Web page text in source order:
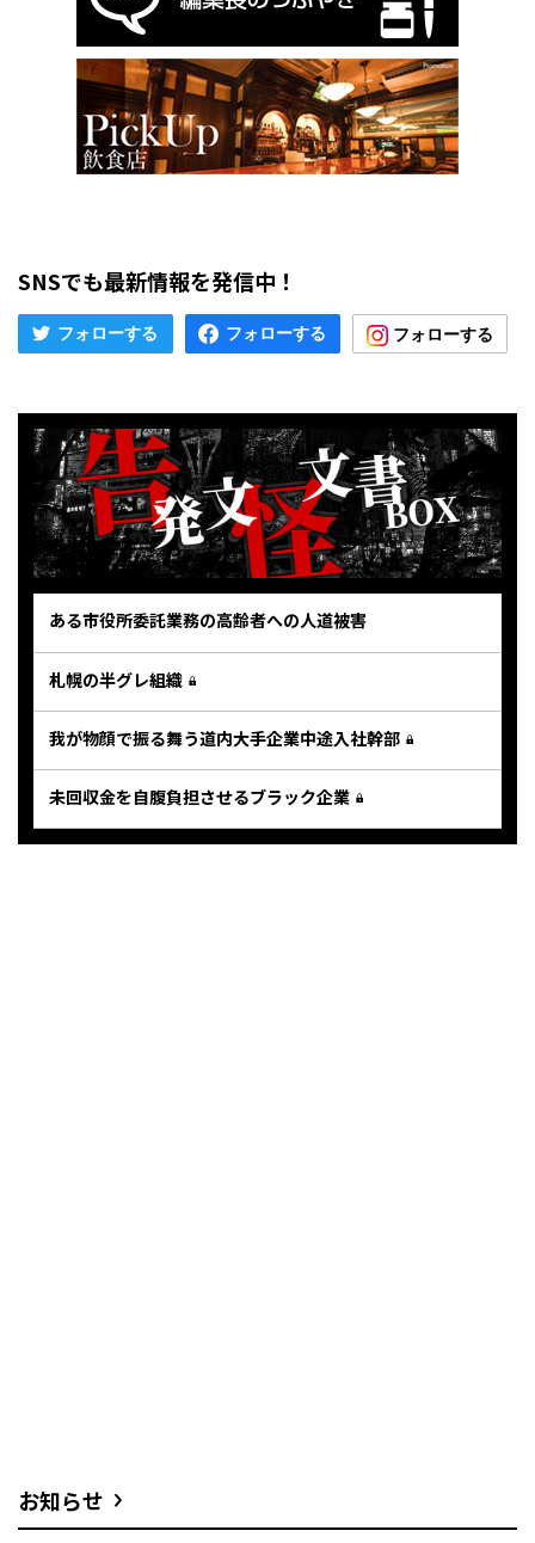
SNSでも最新情報を発信中！
ある市役所委託業務の高齢者への人道被害
札幌の半グレ組織
我が物顔で振る舞う道内大手企業中途入社幹部
未回収金を自腹負担させるブラック企業
お知らせ